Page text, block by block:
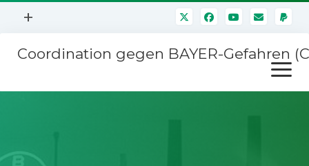
Menü
+
Mitmachen
Kontakt
Coordination gegen BAYER-Gefahren
Menü
öffnen